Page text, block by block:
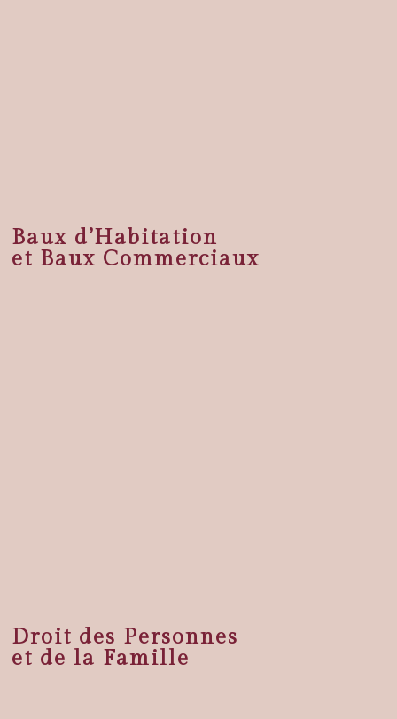
Baux d’Habitation
et Baux Commerciaux
Droit des Personnes
et de la Famille